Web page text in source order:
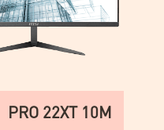
PRO 22XT 10M